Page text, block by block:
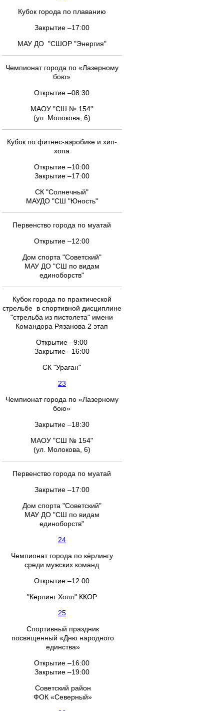
Кубок города по плаванию
Закрытие –17:00
МАУ ДО "СШОР "Энергия"
Чемпионат города по «Лазерному
бою»
Открытие –08:30
МАОУ "СШ № 154"
(ул. Молокова, 6)
Кубок по фитнес-аэробике и хип-
хопа
Открытие –10:00
Закрытие –17:00
СК "Солнечный"
МАУДО "СШ "Юность"
Первенство города по муатай
Открытие –12:00
Дом спорта "Советский"
МАУ ДО "СШ по видам
единоборств"
Кубок города по практической
стрельбе в спортивной дисциплине
"стрельба из пистолета" имени
Командора Рязанова 2 этап
Открытие –9:00
Закрытие –16:00
СК "Ураган"
23
Чемпионат города по «Лазерному
бою»
Закрытие –18:30
МАОУ "СШ № 154"
(ул. Молокова, 6)
Первенство города по муатай
Закрытие –17:00
Дом спорта "Советский"
МАУ ДО "СШ по видам
единоборств"
24
Чемпионат города по кёрлингу
среди мужских команд
Открытие –12:00
"Керлинг Холл" ККОР
25
Спортивный праздник
посвященный «Дню народного
единства»
Открытие –16:00
Закрытие –19:00
Советский район
ФОК «Северный»